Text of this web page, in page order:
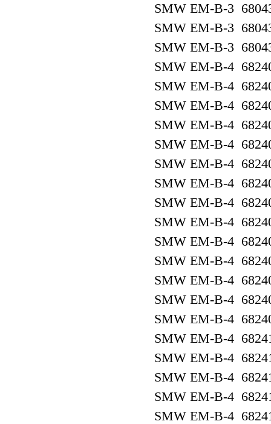
SMW EM-B-3
SMW EM-B-3
SMW EM-B-3
SMW EM-B-4
SMW EM-B-4
SMW EM-B-4
SMW EM-B-4
SMW EM-B-4
SMW EM-B-4
SMW EM-B-4
SMW EM-B-4
SMW EM-B-4
SMW EM-B-4
SMW EM-B-4
SMW EM-B-4
SMW EM-B-4
SMW EM-B-4
SMW EM-B-4
SMW EM-B-4
SMW EM-B-4
SMW EM-B-4
SMW EM-B-4